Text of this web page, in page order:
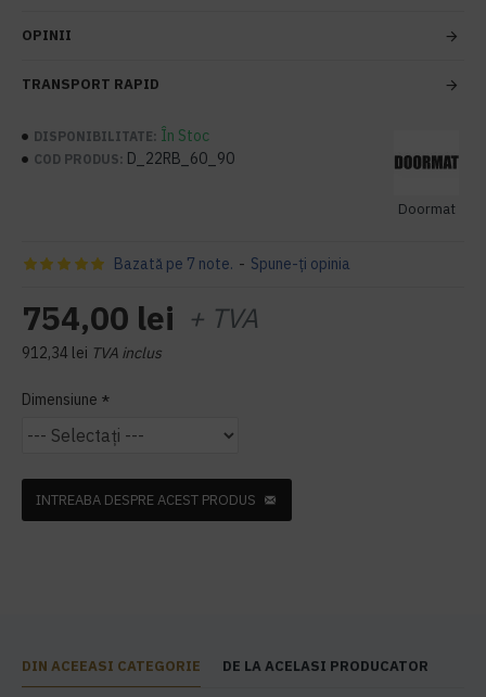
OPINII
TRANSPORT RAPID
DISPONIBILITATE: În Stoc
COD PRODUS: D_22RB_60_90
Doormat
Bazată pe 7 note. - Spune-ţi opinia
754,00 lei + TVA
912,34 lei TVA inclus
Dimensiune
INTREABA DESPRE ACEST PRODUS
DIN ACEEASI CATEGORIE DE LA ACELASI PRODUCATOR